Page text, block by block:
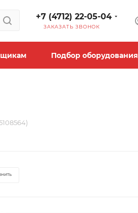
+7 (4712) 22-05-04
ЗАКАЗАТЬ ЗВОНОК
Подбор оборудования